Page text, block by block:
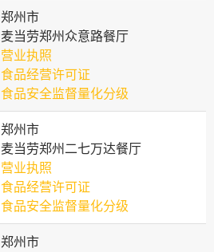
郑州市
麦当劳郑州众意路餐厅
营业执照
食品经营许可证
食品安全监督量化分级
郑州市
麦当劳郑州二七万达餐厅
营业执照
食品经营许可证
食品安全监督量化分级
郑州市